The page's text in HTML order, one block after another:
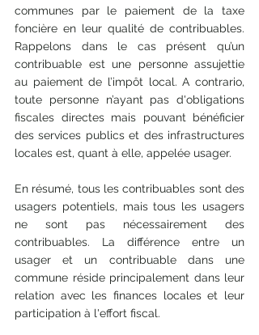
communes par le paiement de la taxe
foncière en leur qualité de contribuables.
Rappelons dans le cas présent qu’un
contribuable est une personne assujettie
au paiement de l’impôt local. A contrario,
toute personne n’ayant pas d'obligations
fiscales directes mais pouvant bénéficier
des services publics et des infrastructures
locales est, quant à elle, appelée usager.
En résumé, tous les contribuables sont des
usagers potentiels, mais tous les usagers
ne sont pas nécessairement des
contribuables. La différence entre un
usager et un contribuable dans une
commune réside principalement dans leur
relation avec les finances locales et leur
participation à l'effort fiscal.